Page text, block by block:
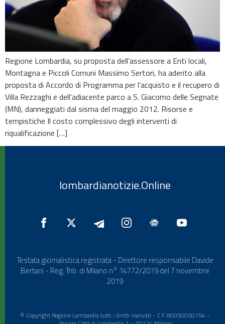
Regione Lombardia, su proposta dell’assessore a Enti locali,
Montagna e Piccoli Comuni Massimo Sertori, ha aderito alla
proposta di Accordo di Programma per l’acquisto e il recupero di
Villa Rezzaghi e dell’adiacente parco a S. Giacomo delle Segnate
(MN), danneggiati dal sisma del maggio 2012. Risorse e
tempistiche Il costo complessivo degli interventi di
riqualificazione […]
lombardianotizie.Online
Testata giornalistica registrata - Direttore responsabile Davide
Bertani - Reg. Trib. di Milano n° 14772/2019 del 7 novembre
2019
© Copyright Regione Lombardia tutti i diritti riservati - C.F. 80050050154 -